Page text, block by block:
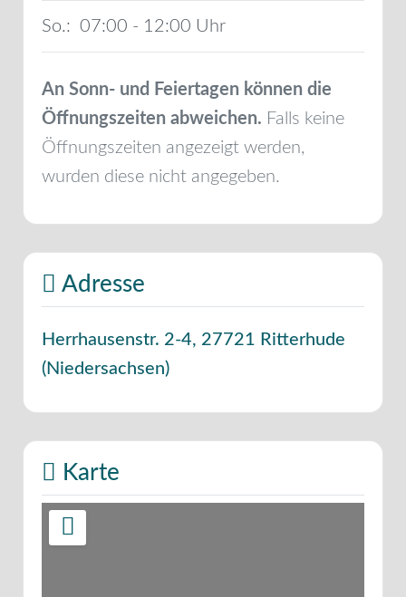
So.: 07:00 - 12:00
An Sonn- und Feiertagen können die
Öffnungszeiten abweichen. Falls keine
Öffnungszeiten angezeigt werden,
wurden diese nicht angegeben.
Adresse
Herrhausenstr. 2-4, 27721 Ritterhude
(Niedersachsen)
Karte